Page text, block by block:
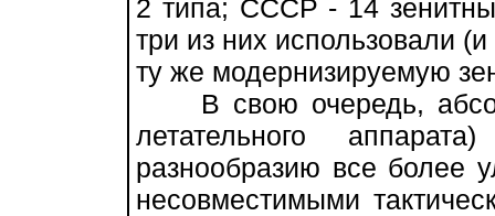
2 типа; СССР - 14
три из них использовали
ту же модернизируемую
В свою очередь,
летательного
разнообразию все более
несовместимыми